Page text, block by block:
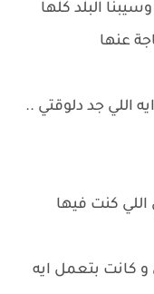
البلد كلها
عنها
اللي جد دلوقتي ..
كنت فيها
كانت بتعمل ايه